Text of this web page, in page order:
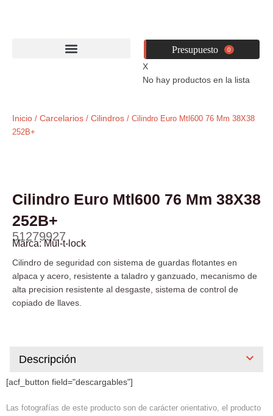
0
X
No hay productos en la lista
Inicio / Carcelarios / Cilindros / Cilindro Euro Mtl600 76 Mm 38X38
252B+
Cilindro Euro Mtl600 76 Mm 38X38
252B+
51279927
Marca:Mul-t-lock
Cilindro de seguridad con sistema de guardas flotantes en
alpaca y acero, resistente a taladro y ganzuado, mecanismo de
alta precision resistente al desgaste, sistema de control de
copiado de llaves.
Descripción
[acf_button field="descargables"]
Las fotografías de este producto son de carácter orientativo, el producto